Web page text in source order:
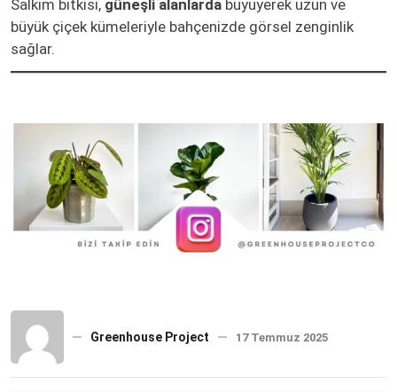
Salkım bitkisi, güneşli alanlarda büyüyerek uzun ve
büyük çiçek kümeleriyle bahçenizde görsel zenginlik
sağlar.
Greenhouse Project 17 Temmuz 2025